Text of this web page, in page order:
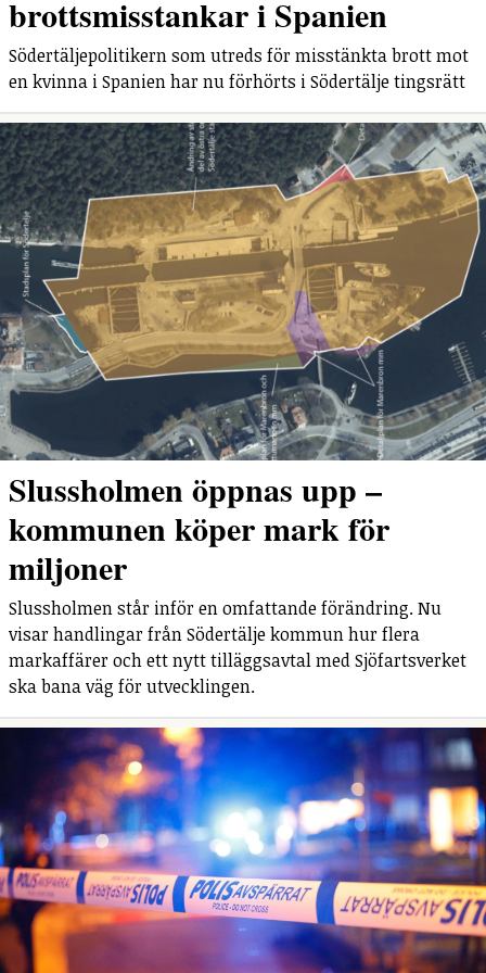
brottsmisstankar i Spanien
Södertäljepolitikern som utreds för misstänkta brott mot
en kvinna i Spanien har nu förhörts i Södertälje tingsrätt
Slussholmen öppnas upp –
kommunen köper mark för
miljoner
Slussholmen står inför en omfattande förändring. Nu
visar handlingar från Södertälje kommun hur flera
markaffärer och ett nytt tilläggsavtal med Sjöfartsverket
ska bana väg för utvecklingen.